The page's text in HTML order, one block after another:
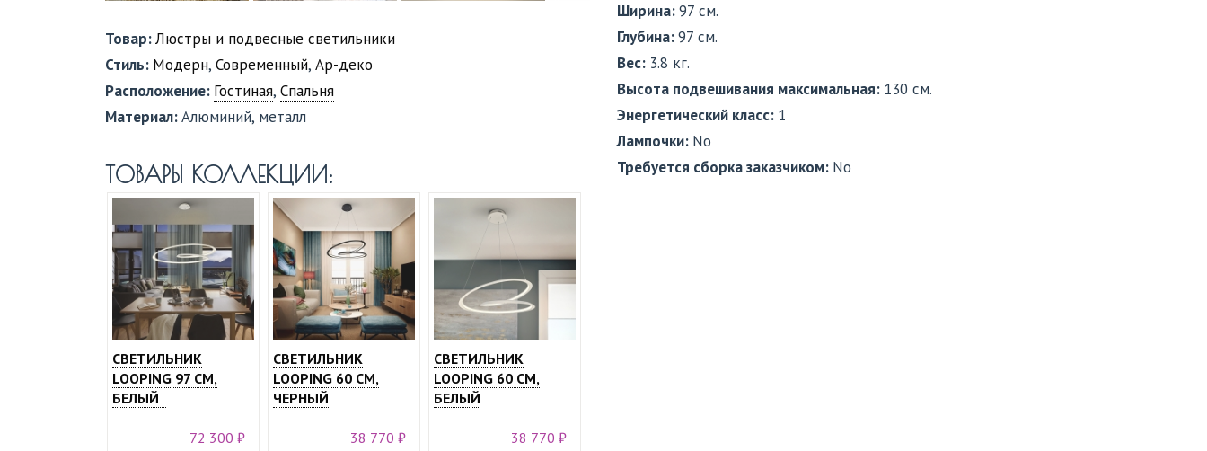
Товар:Люстры и подвесные светильники
Стиль: Модерн, Современный, Ар-деко
Расположение: Гостиная, Спальня
Материал:Алюминий, металл
ТОВАРЫ КОЛЛЕКЦИИ:
СВЕТИЛЬНИК
LOOPING 97 СМ,
БЕЛЫЙ
72 300 ₽
СВЕТИЛЬНИК
LOOPING 60 СМ,
ЧЕРНЫЙ
38 770 ₽
СВЕТИЛЬНИК
LOOPING 60 СМ,
БЕЛЫЙ
38 770 ₽
Ширина:97 см.
Глубина:97 см.
Вес: 3.8 кг.
Высота подвешивания максимальная: 130 см.
Энергетический класс: 1
Лампочки: No
Требуется сборка заказчиком: No